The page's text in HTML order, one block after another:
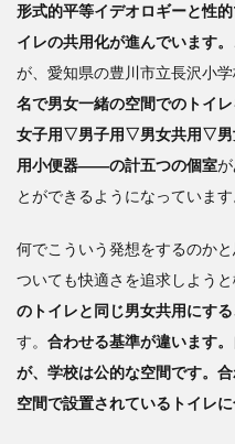
形式的平等イデオロギーと性
イレの共用化が進んでいます。
が、愛知県の豊川市立長沢小
名で男女一緒の空間でのトイ
女子用▽男子用▽男女共用▽男
用小便器――の計五つの個室
とができるようになっています
何でこういう発想をするのか
ついても快適さを追求しよう
のトイレと同じ男女共用にする
す。 合わせる基準が違います
が、学校は公的な空間です。
空間で設置されているトイレ